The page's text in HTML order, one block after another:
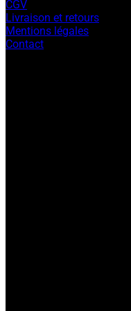
CGV
Livraison et retours
Mentions légales
Contact